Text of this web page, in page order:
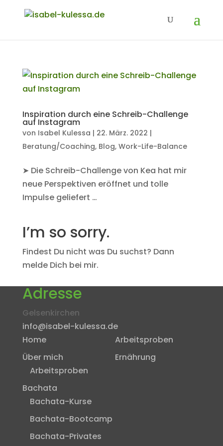
Inspiration durch eine Schreib-Challenge
auf Instagram
von Isabel Kulessa | 22. März. 2022 |
Beratung/Coaching, Blog, Work-Life-Balance
➤ Die Schreib-Challenge von Kea hat mir
neue Perspektiven eröffnet und tolle
Impulse geliefert …
I’m so sorry.
Findest Du nicht was Du suchst? Dann
melde Dich bei mir.
Adresse
Gelsenkirchen
info@isabel-kulessa.de
Home
Über mich
Arbeitsproben
Bachata
Bachata-Kurse
Bachata-Bootcamp
Bachata-Privates
Arbeitsproben
Ernährung